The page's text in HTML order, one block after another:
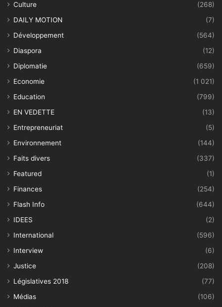
Culture
(268)
DAILY MOTION
(7)
Développement
(564)
Diaspora
(12)
Diplomatie
(659)
Economie
(1 021)
Education
(799)
EN VEDETTE
(13)
Entrepreneuriat
(5)
Environnement
(144)
Faits divers
(337)
Featured
(1)
Finances
(254)
Flash Info
(644)
IDEES
(2)
International
(596)
Interview
(6)
Justice
(208)
Législatives 2018
(77)
Médias
(106)